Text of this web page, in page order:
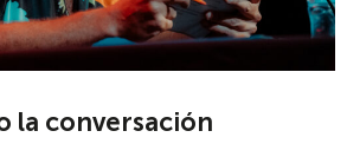
la conversación